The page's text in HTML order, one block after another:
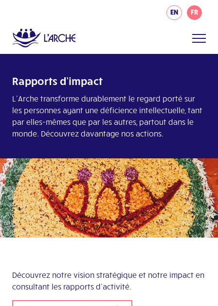
EN FR
Rapports d’impact
L’Arche transforme durablement le regard porté sur
les personnes ayant une déficience intellectuelle, tant
par elles-mêmes que par les autres, partout dans le
monde. Découvrez davantage nos actions.
Découvrez notre vision stratégique et notre impact en
consultant les rapports d’activité.